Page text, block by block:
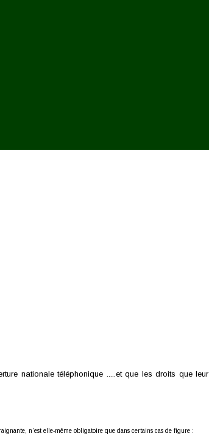
nationale téléphonique .....et que les droits que leur
n’est elle-même obligatoire que dans certains cas de figure :